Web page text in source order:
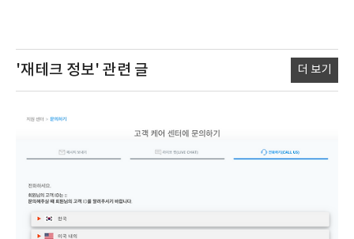
'재테크 정보' 관련 글 더 보기